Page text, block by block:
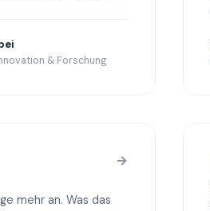
& Forschung
→
mehr an. Was das